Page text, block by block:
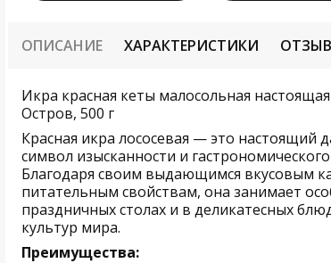
ОПИСАНИЕ ХАРАКТЕРИСТИКИ
Икра красная кеты малосольная настоящая
Остров, 500 г
Красная икра лососевая — это настоящий
символ изысканности и
Благодаря своим выдающимся вкусовым
питательным свойствам, она занимает
праздничных столах и в деликатесных
культур мира.
Преимущества: